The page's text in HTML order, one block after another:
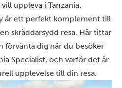
uppleva i Tanzania.
är ett perfekt komplement till
skräddarsydd resa. Här tittar
förvänta dig när du besöker
Specialist, och varför det är
upplevelse till din resa.